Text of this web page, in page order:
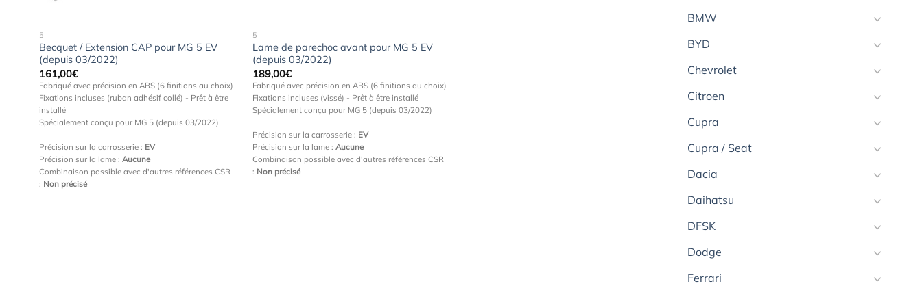
5
Becquet / Extension CAP pour MG 5 EV
(depuis 03/2022)
161,00€
Fabriqué avec précision en ABS (6 finitions au choix)
Fixations incluses (ruban adhésif collé) - Prêt à être
installé
Spécialement conçu pour MG 5 (depuis 03/2022)
Précision sur la carrosserie : EV
Précision sur la lame : Aucune
Combinaison possible avec d'autres références CSR
: Non précisé
5
Lame de parechoc avant pour MG 5 EV
(depuis 03/2022)
189,00€
Fabriqué avec précision en ABS (6 finitions au choix)
Fixations incluses (vissé) - Prêt à être installé
Spécialement conçu pour MG 5 (depuis 03/2022)
Précision sur la carrosserie : EV
Précision sur la lame :Aucune
Combinaison possible avec d'autres références CSR
: Non précisé
BMW
BYD
Chevrolet
Citroen
Cupra
Cupra / Seat
Dacia
Daihatsu
DFSK
Dodge
Ferrari